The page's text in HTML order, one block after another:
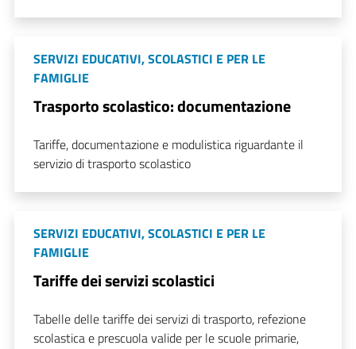
SERVIZI EDUCATIVI, SCOLASTICI E PER LE
FAMIGLIE
Trasporto scolastico: documentazione
Tariffe, documentazione e modulistica riguardante il
servizio di trasporto scolastico
SERVIZI EDUCATIVI, SCOLASTICI E PER LE
FAMIGLIE
Tariffe dei servizi scolastici
Tabelle delle tariffe dei servizi di trasporto, refezione
scolastica e prescuola valide per le scuole primarie,